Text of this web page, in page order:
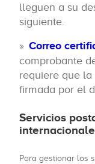
lleguen a su
siguiente.
Correo
comprobante
requiere que la
firmada por el
Servicios
Para gestionar los